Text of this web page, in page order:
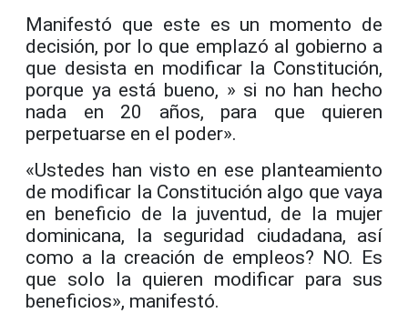
Manifestó que este es un momento de
decisión, por lo que emplazó al gobierno a
que desista en modificar la Constitución,
porque ya está bueno, » si no han hecho
nada en 20 años, para que quieren
perpetuarse en el poder».
«Ustedes han visto en ese planteamiento
de modificar la Constitución algo que vaya
en beneficio de la juventud, de la mujer
dominicana, la seguridad ciudadana, así
como a la creación de empleos? NO. Es
que solo la quieren modificar para sus
beneficios», manifestó.